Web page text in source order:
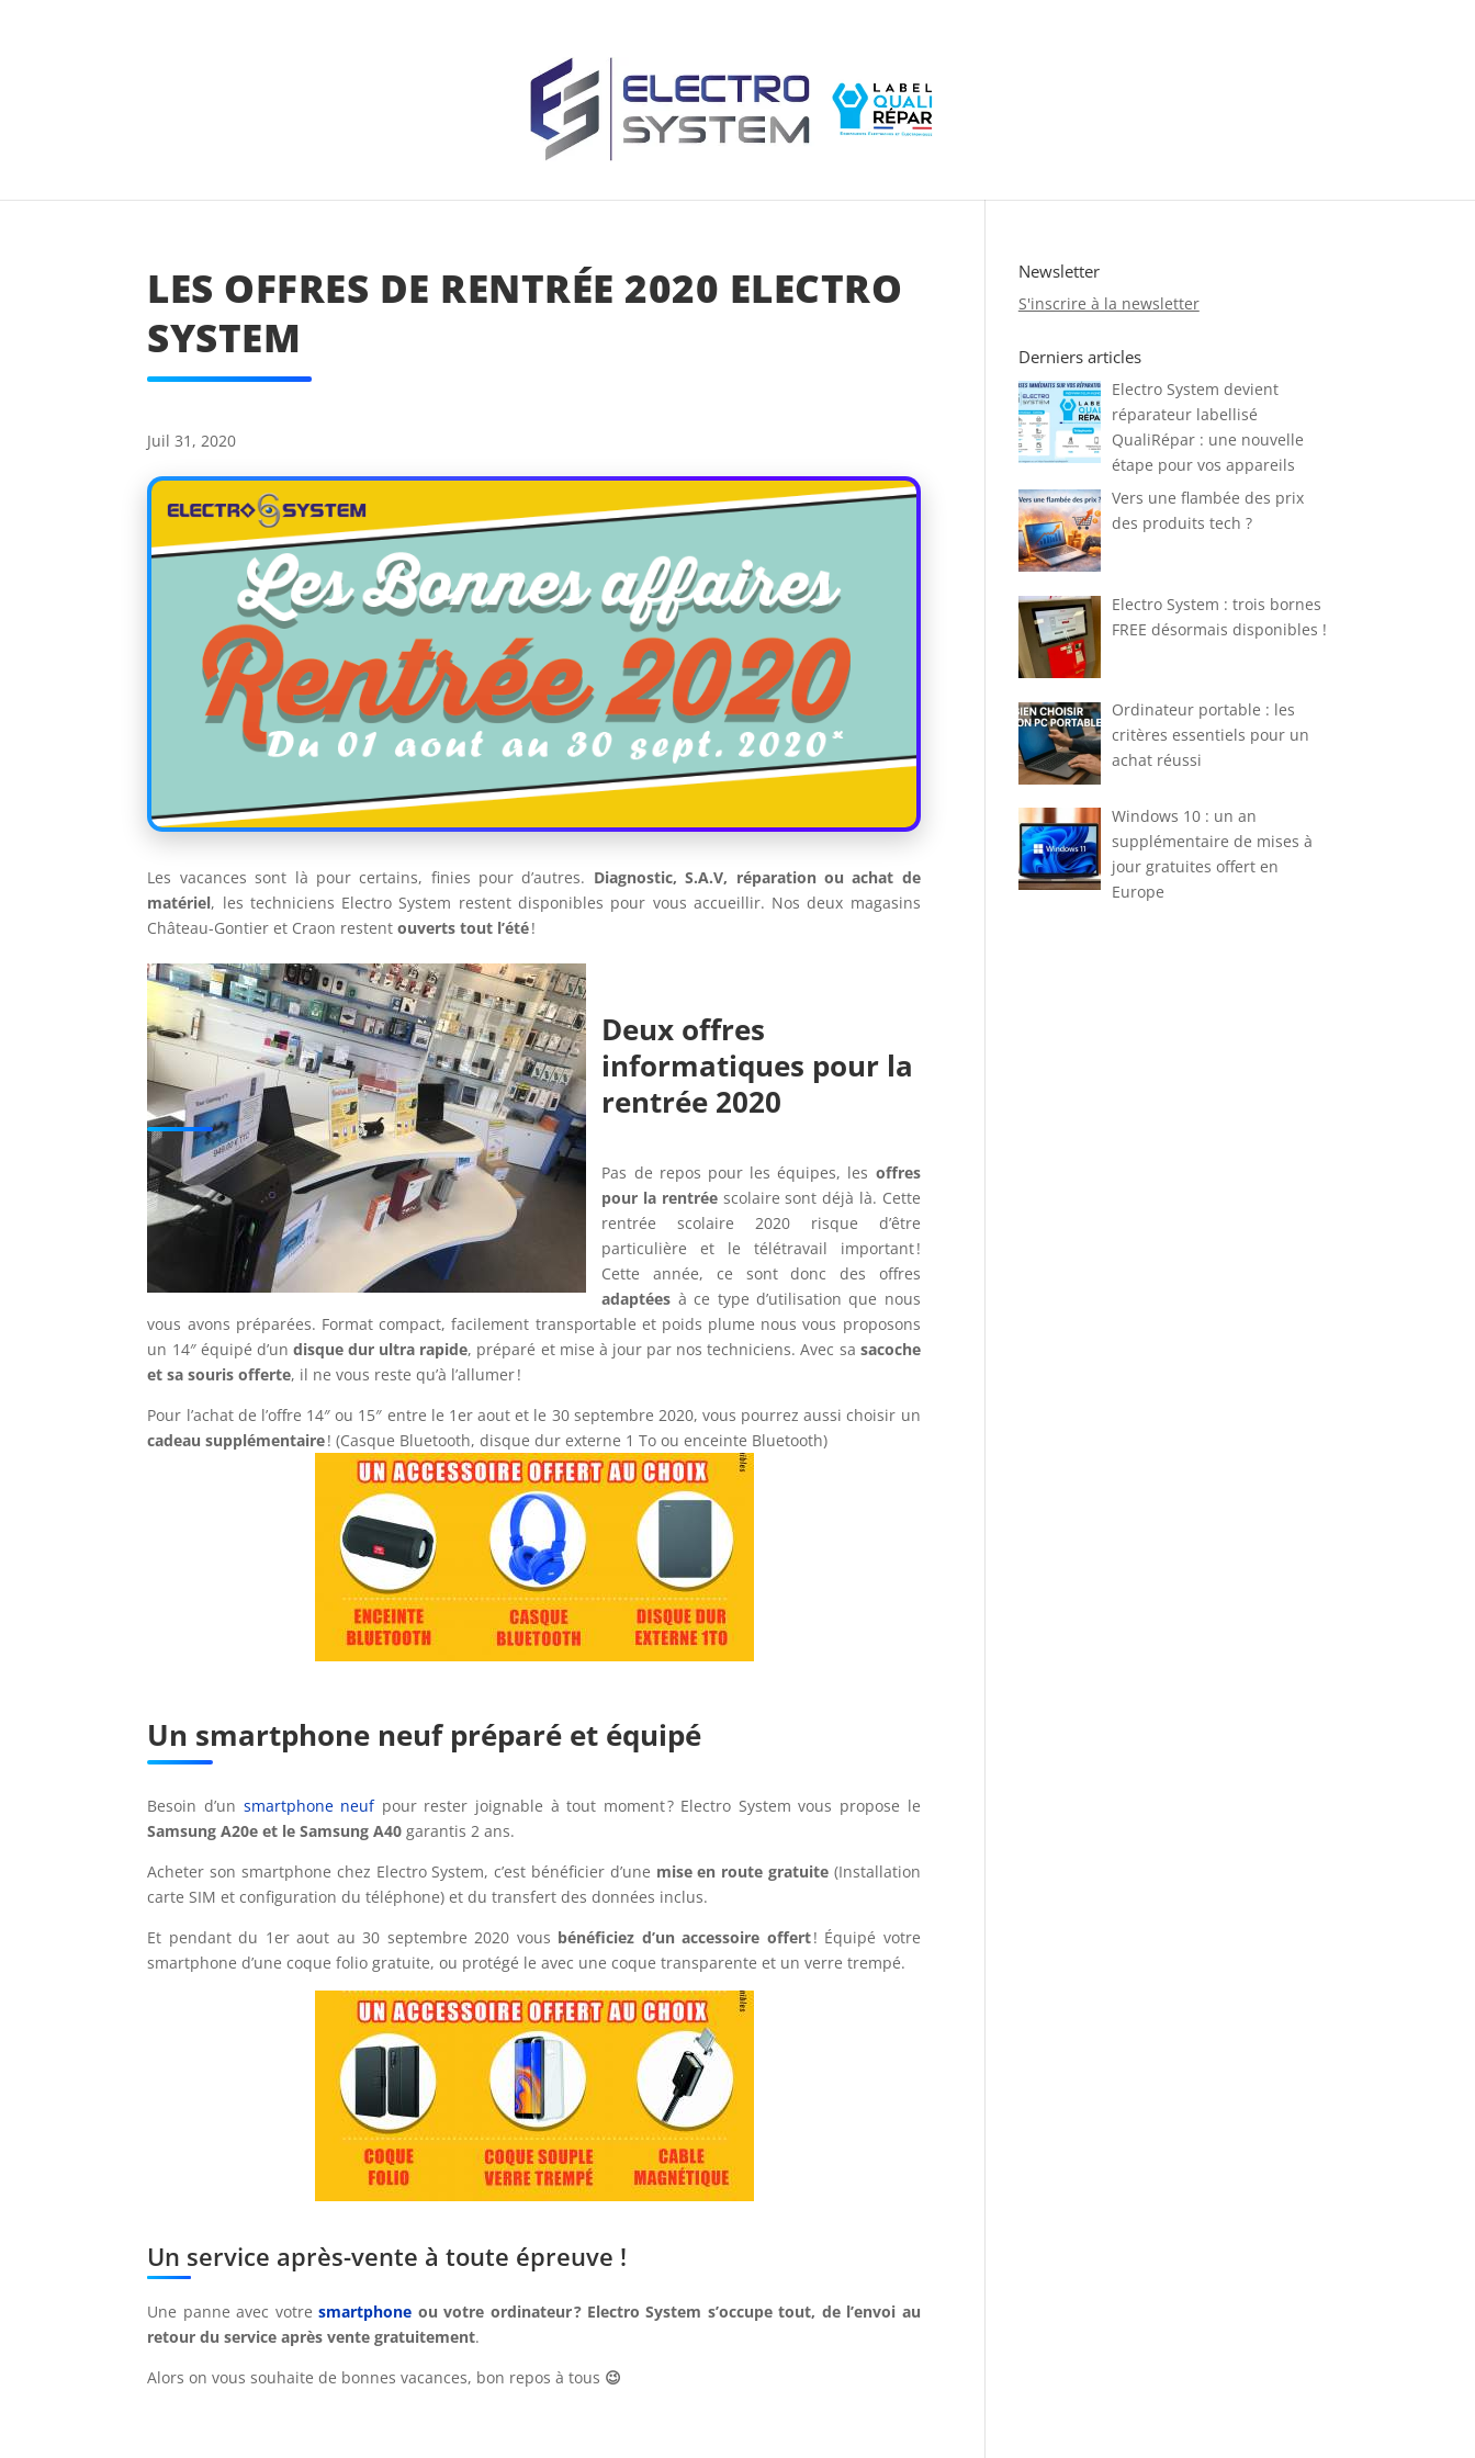
LES OFFRES DE RENTRÉE 2020 ELECTRO
SYSTEM
Juil 31, 2020
Les vacances sont là pour certains, finies pour d’autres. Diagnostic, S.A.V, réparation ou achat de
matériel, les techniciens Electro System restent disponibles pour vous accueillir. Nos deux magasins
Château-Gontier et Craon restentouverts tout l’été!
Deux offres
informatiques pour la
rentrée 2020
Pas de repos pour les équipes, les offres
pour la rentréescolaire sont déjà là. Cette
rentrée scolaire 2020 risque d’être
particulière et le télétravail important !
Cette année, ce sont donc des offres
adaptées à ce type d’utilisation que nous
vous avons préparées. Format compact, facilement transportable et poids plume nous vous proposons
un 14″ équipé d’un disque dur ultra rapide, préparé et mise à jour par nos techniciens. Avec sa sacoche
et sa souris offerte, il ne vous reste qu’à l’allumer !
Pour l’achat de l’offre 14″ ou 15″ entre le 1er aout et le 30 septembre 2020, vous pourrez aussi choisir un
cadeau supplémentaire! (Casque Bluetooth, disque dur externe 1 To ou enceinte Bluetooth)
Un smartphone neuf préparé et équipé
Besoin d’un smartphone neufpour rester joignable à tout moment ? Electro System vous propose le
Samsung A20e et le Samsung A40garantis 2 ans.
Acheter son smartphone chez Electro System, c’est bénéficier d’une mise en route gratuite(Installation
carte SIM et configuration du téléphone) et du transfert des données inclus.
Et pendant du 1er aout au 30 septembre 2020 vous bénéficiez d’un accessoire offert! Équipé votre
smartphone d’une coque folio gratuite, ou protégé le avec une coque transparente et un verre trempé.
Un service après-vente à toute épreuve !
Une panne avec votre smartphone ou votre ordinateur ? Electro System s’occupe tout, de l’envoi au
retour du service après vente gratuitement.
Alors on vous souhaite de bonnes vacances, bon repos à tous 😉
Newsletter
S'inscrire à la newsletter
Derniers articles
Electro System devient
réparateur labellisé
QualiRépar : une nouvelle
étape pour vos appareils
Vers une flambée des prix
des produits tech ?
Electro System : trois bornes
FREE désormais disponibles !
Ordinateur portable : les
critères essentiels pour un
achat réussi
Windows 10 : un an
supplémentaire de mises à
jour gratuites offert en
Europe